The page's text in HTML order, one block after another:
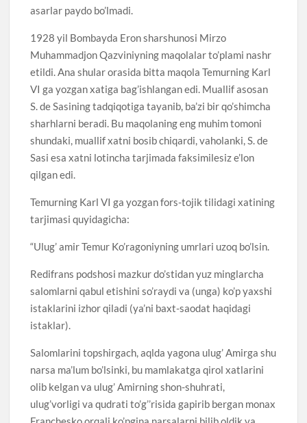
asarlar paydo bo’lmadi.
1928 yil Bombayda Eron sharshunosi Mirzo
Muhammadjon Qazviniyning maqolalar to’plami nashr
etildi. Ana shular orasida bitta maqola Temurning Karl
VI ga yozgan xatiga bag’ishlangan edi. Muallif asosan
S. de Sasining tadqiqotiga tayanib, ba’zi bir qo’shimcha
sharhlarni beradi. Bu maqolaning eng muhim tomoni
shundaki, muallif xatni bosib chiqardi, vaholanki, S. de
Sasi esa xatni lotincha tarjimada faksimilesiz e’lon
qilgan edi.
Temurning Karl VI ga yozgan fors-tojik tilidagi xatining
tarjimasi quyidagicha:
“Ulug’ amir Temur Ko’ragoniyning umrlari uzoq bo’lsin.
Redifrans podshosi mazkur do’stidan yuz minglarcha
salomlarni qabul etishini so’raydi va (unga) ko’p yaxshi
istaklarini izhor qiladi (ya’ni baxt-saodat haqidagi
istaklar).
Salomlarini topshirgach, aqlda yagona ulug’ Amirga shu
narsa ma’lum bo’lsinki, bu mamlakatga qirol xatlarini
olib kelgan va ulug’ Amirning shon-shuhrati,
ulug’vorligi va qudrati to’g’’risida gapirib bergan monax